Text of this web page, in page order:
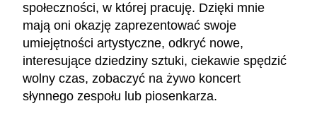
społeczności, w której pracuję. Dzięki mnie
mają oni okazję zaprezentować swoje
umiejętności artystyczne, odkryć nowe,
interesujące dziedziny sztuki, ciekawie spędzić
wolny czas, zobaczyć na żywo koncert
słynnego zespołu lub piosenkarza.